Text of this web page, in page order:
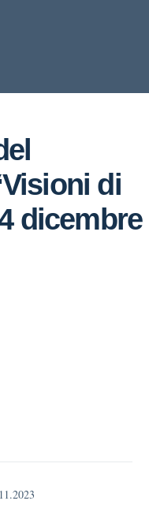
di
dicembre